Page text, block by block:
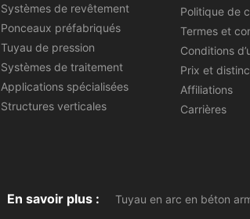
Systèmes de revêtement
Ponceaux préfabriqués
Tuyau de pression
Systèmes de traitement
Applications spécialisées
Structures verticales
Politique de
Termes et
Conditions
Prix et
Affiliations
Carrières
En savoir plus : Tuyau en arc en béton